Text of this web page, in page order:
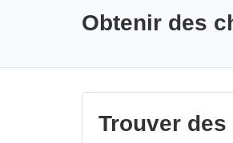
Obtenir des
Trouver